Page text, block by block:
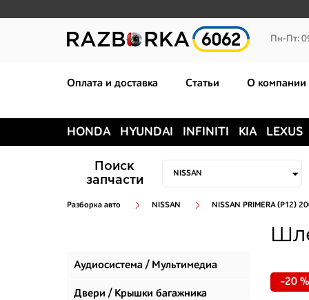
Пн-Пт:
Оплата и доставка Статьи О компании
HONDA HYUNDAI INFINITI KIA LEXUS
Поиск
запчасти
Разборка авто NISSAN NISSAN PRIMERA (P12)
Аудиосистема / Мультимедиа
Двери / Крышки багажника
-20 %